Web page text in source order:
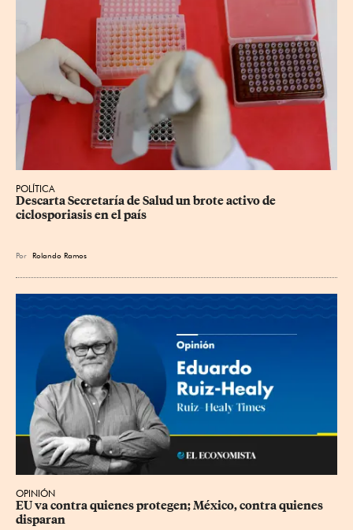
POLÍTICA
Descarta Secretaría de Salud un brote activo de
ciclosporiasis en el país
Por Rolando Ramos
OPINIÓN
EU va contra quienes protegen; México, contra quienes
disparan